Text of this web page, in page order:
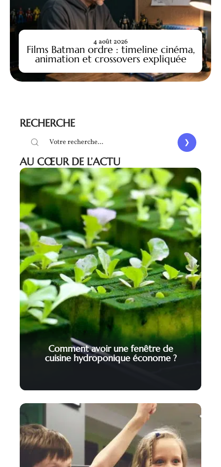
Films Batman ordre : timeline cinéma,
animation et crossovers expliquée
4 août 2026
RECHERCHE
AU CŒUR DE L’ACTU
Comment avoir une fenêtre de
cuisine hydroponique économe ?